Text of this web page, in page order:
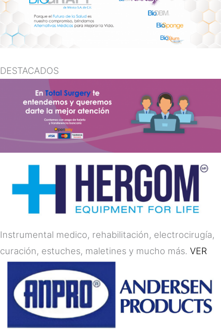
DESTACADOS
Instrumental medico, rehabilitación, electrocirugía,
curación, estuches, maletines y mucho más. VER